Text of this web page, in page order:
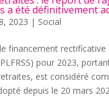
a été définitivement
2023 | Social
financement rectificative
pour 2023,
est considéré
depuis le 20 mars